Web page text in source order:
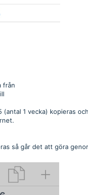
från
1 vecka) kopieras
så går det att göra